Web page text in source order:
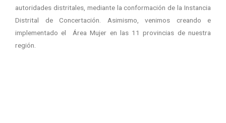
autoridades distritales, mediante la conformación de la Instancia
Distrital de Concertación. Asimismo, venimos creando e
implementado el Área Mujer en las 11 provincias de nuestra
región.